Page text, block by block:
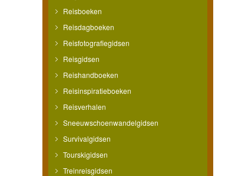
Reisboeken
Reisdagboeken
Reisfotografiegidsen
Reisgidsen
Reishandboeken
Reisinspiratieboeken
Reisverhalen
Sneeuwschoenwandelgidsen
Survivalgidsen
Tourskigidsen
Treinreisgidsen